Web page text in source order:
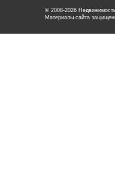
© 2008-2026
Материалы сайта